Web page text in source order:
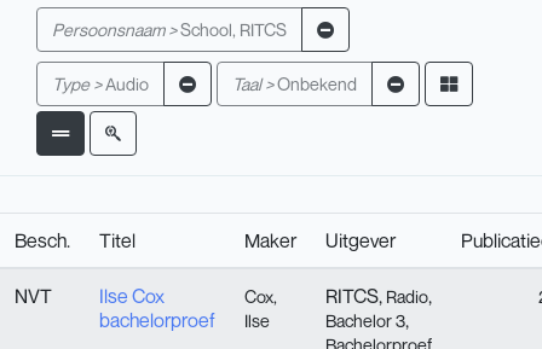
Persoonsnaam >School, RITCS
Type >Audio Taal >Onbekend
Besch. Titel Maker Uitgever
NVT
Ilse Cox
bachelorproef
Cox,
Ilse
RITCS, Radio,
Bachelor 3,
Bachelorproef